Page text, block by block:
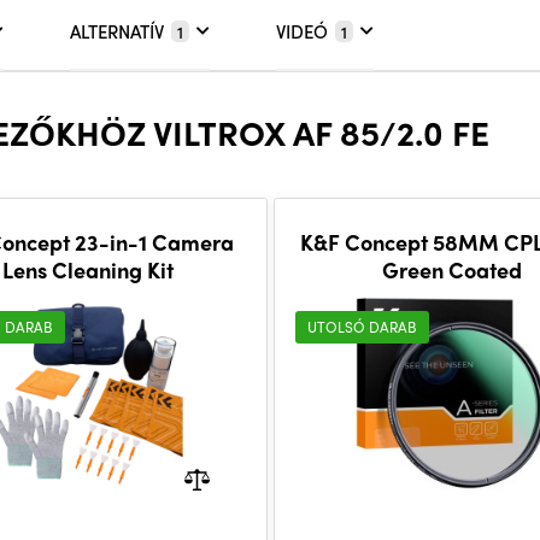
ALTERNATÍV 1 VIDEÓ 1
VILTROX AF 85/2.0 FE
23-in-1 Camera
Lens Cleaning Kit
K&F Concept 58MM
Green Coated
UTOLSÓ DARAB